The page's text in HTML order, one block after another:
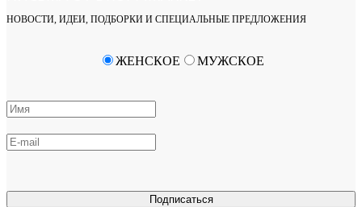
НОВОСТИ, ИДЕИ, ПОДБОРКИ И СПЕЦИАЛЬНЫЕ ПРЕДЛОЖЕНИЯ
Подписаться
ЖЕНСКОЕ МУЖСКОЕ